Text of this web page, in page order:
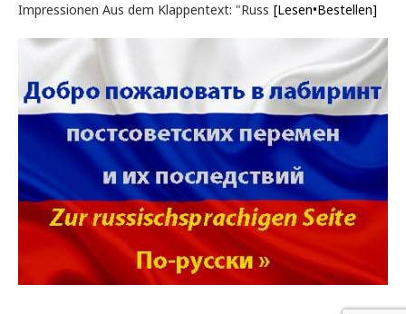
Impressionen Aus dem Klappentext: "Russ [Lesen•Bestellen]